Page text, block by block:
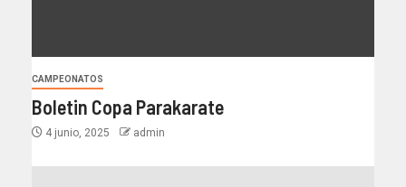
CAMPEONATOS
Boletin Copa Parakarate
4 junio, 2025 admin